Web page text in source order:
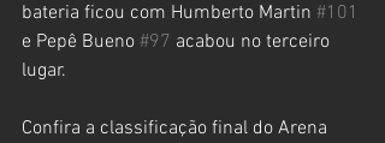
bateria ficou com Humberto Martin #101
e Pepê Bueno #97 acabou no terceiro
lugar.
Confira a classificação final do Arena